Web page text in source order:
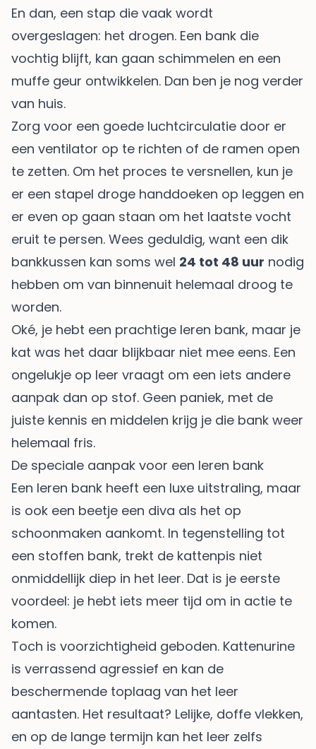
En dan, een stap die vaak wordt
overgeslagen: het drogen. Een bank die
vochtig blijft, kan gaan schimmelen en een
muffe geur ontwikkelen. Dan ben je nog verder
van huis.
Zorg voor een goede luchtcirculatie door er
een ventilator op te richten of de ramen open
te zetten. Om het proces te versnellen, kun je
er een stapel droge handdoeken op leggen en
er even op gaan staan om het laatste vocht
eruit te persen. Wees geduldig, want een dik
bankkussen kan soms wel 24 tot 48 uur nodig
hebben om van binnenuit helemaal droog te
worden.
Oké, je hebt een prachtige leren bank, maar je
kat was het daar blijkbaar niet mee eens. Een
ongelukje op leer vraagt om een iets andere
aanpak dan op stof. Geen paniek, met de
juiste kennis en middelen krijg je die bank weer
helemaal fris.
De speciale aanpak voor een leren bank
Een leren bank heeft een luxe uitstraling, maar
is ook een beetje een diva als het op
schoonmaken aankomt. In tegenstelling tot
een stoffen bank, trekt de kattenpis niet
onmiddellijk diep in het leer. Dat is je eerste
voordeel: je hebt iets meer tijd om in actie te
komen.
Toch is voorzichtigheid geboden. Kattenurine
is verrassend agressief en kan de
beschermende toplaag van het leer
aantasten. Het resultaat? Lelijke, doffe vlekken,
en op de lange termijn kan het leer zelfs